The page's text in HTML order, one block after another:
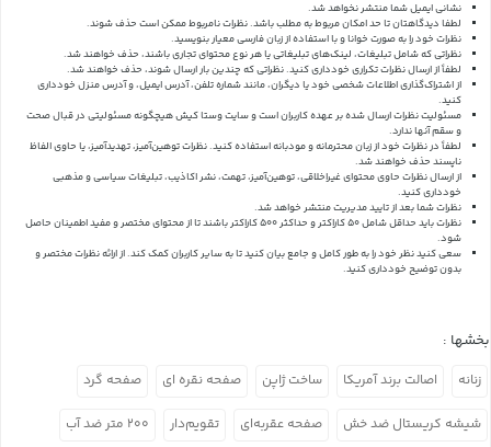
نشانی ایمیل شما منتشر نخواهد شد.
لطفا دیدگاهتان تا حد امکان مربوط به مطلب باشد. نظرات نامربوط ممکن است حذف شوند.
نظرات خود را به صورت خوانا و با استفاده از زبان فارسی معیار بنویسید.
نظراتی که شامل تبلیغات، لینک‌های تبلیغاتی یا هر نوع محتوای تجاری باشند، حذف خواهند شد.
لطفاً از ارسال نظرات تکراری خودداری کنید. نظراتی که چندین بار ارسال شوند، حذف خواهند شد.
از اشتراک‌گذاری اطلاعات شخصی خود یا دیگران، مانند شماره تلفن، آدرس ایمیل، و آدرس منزل خودداری
کنید.
مسئولیت نظرات ارسال شده بر عهده کاربران است و سایت وستا کیش هیچگونه مسئولیتی در قبال صحت
و سقم آنها ندارد.
لطفاً در نظرات خود از زبان محترمانه و مودبانه استفاده کنید. نظرات توهین‌آمیز، تهدیدآمیز، یا حاوی الفاظ
ناپسند حذف خواهند شد.
از ارسال نظرات حاوی محتوای غیراخلاقی، توهین‌آمیز، تهمت، نشر اکاذیب، تبلیغات سیاسی و مذهبی
خودداری کنید.
نظرات شما بعد از تایید مدیریت منتشر خواهد شد.
نظرات باید حداقل شامل 50 کاراکتر و حداکثر 500 کاراکتر باشند تا از محتوای مختصر و مفید اطمینان حاصل
شود.
سعی کنید نظر خود را به طور کامل و جامع بیان کنید تا به سایر کاربران کمک کند.از ارائه نظرات مختصر و
بدون توضیح خودداری کنید.
بخشها :
زنانه اصالت برند آمریکا ساخت ژاپن صفحه نقره ای صفحه گرد
شیشه کریستال ضد خش صفحه عقربه‌ای تقویم‌دار ۲۰۰ متر ضد آب